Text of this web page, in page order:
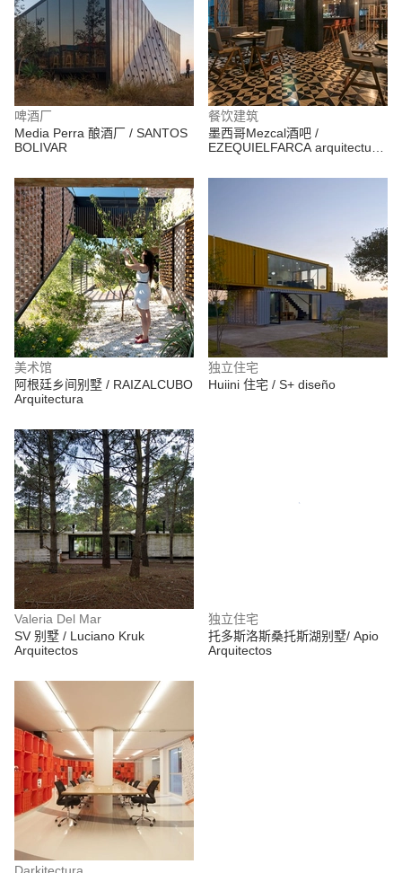
啤酒厂
Media Perra 酿酒厂 / SANTOS
BOLIVAR
餐饮建筑
墨西哥Mezcal酒吧 /
EZEQUIELFARCA arquitectura
美术馆
阿根廷乡间别墅 / RAIZALCUBO
Arquitectura
独立住宅
Huiini 住宅 / S+ diseño
Valeria Del Mar
SV 别墅 / Luciano Kruk
Arquitectos
独立住宅
托多斯洛斯桑托斯湖别墅/ Apio
Arquitectos